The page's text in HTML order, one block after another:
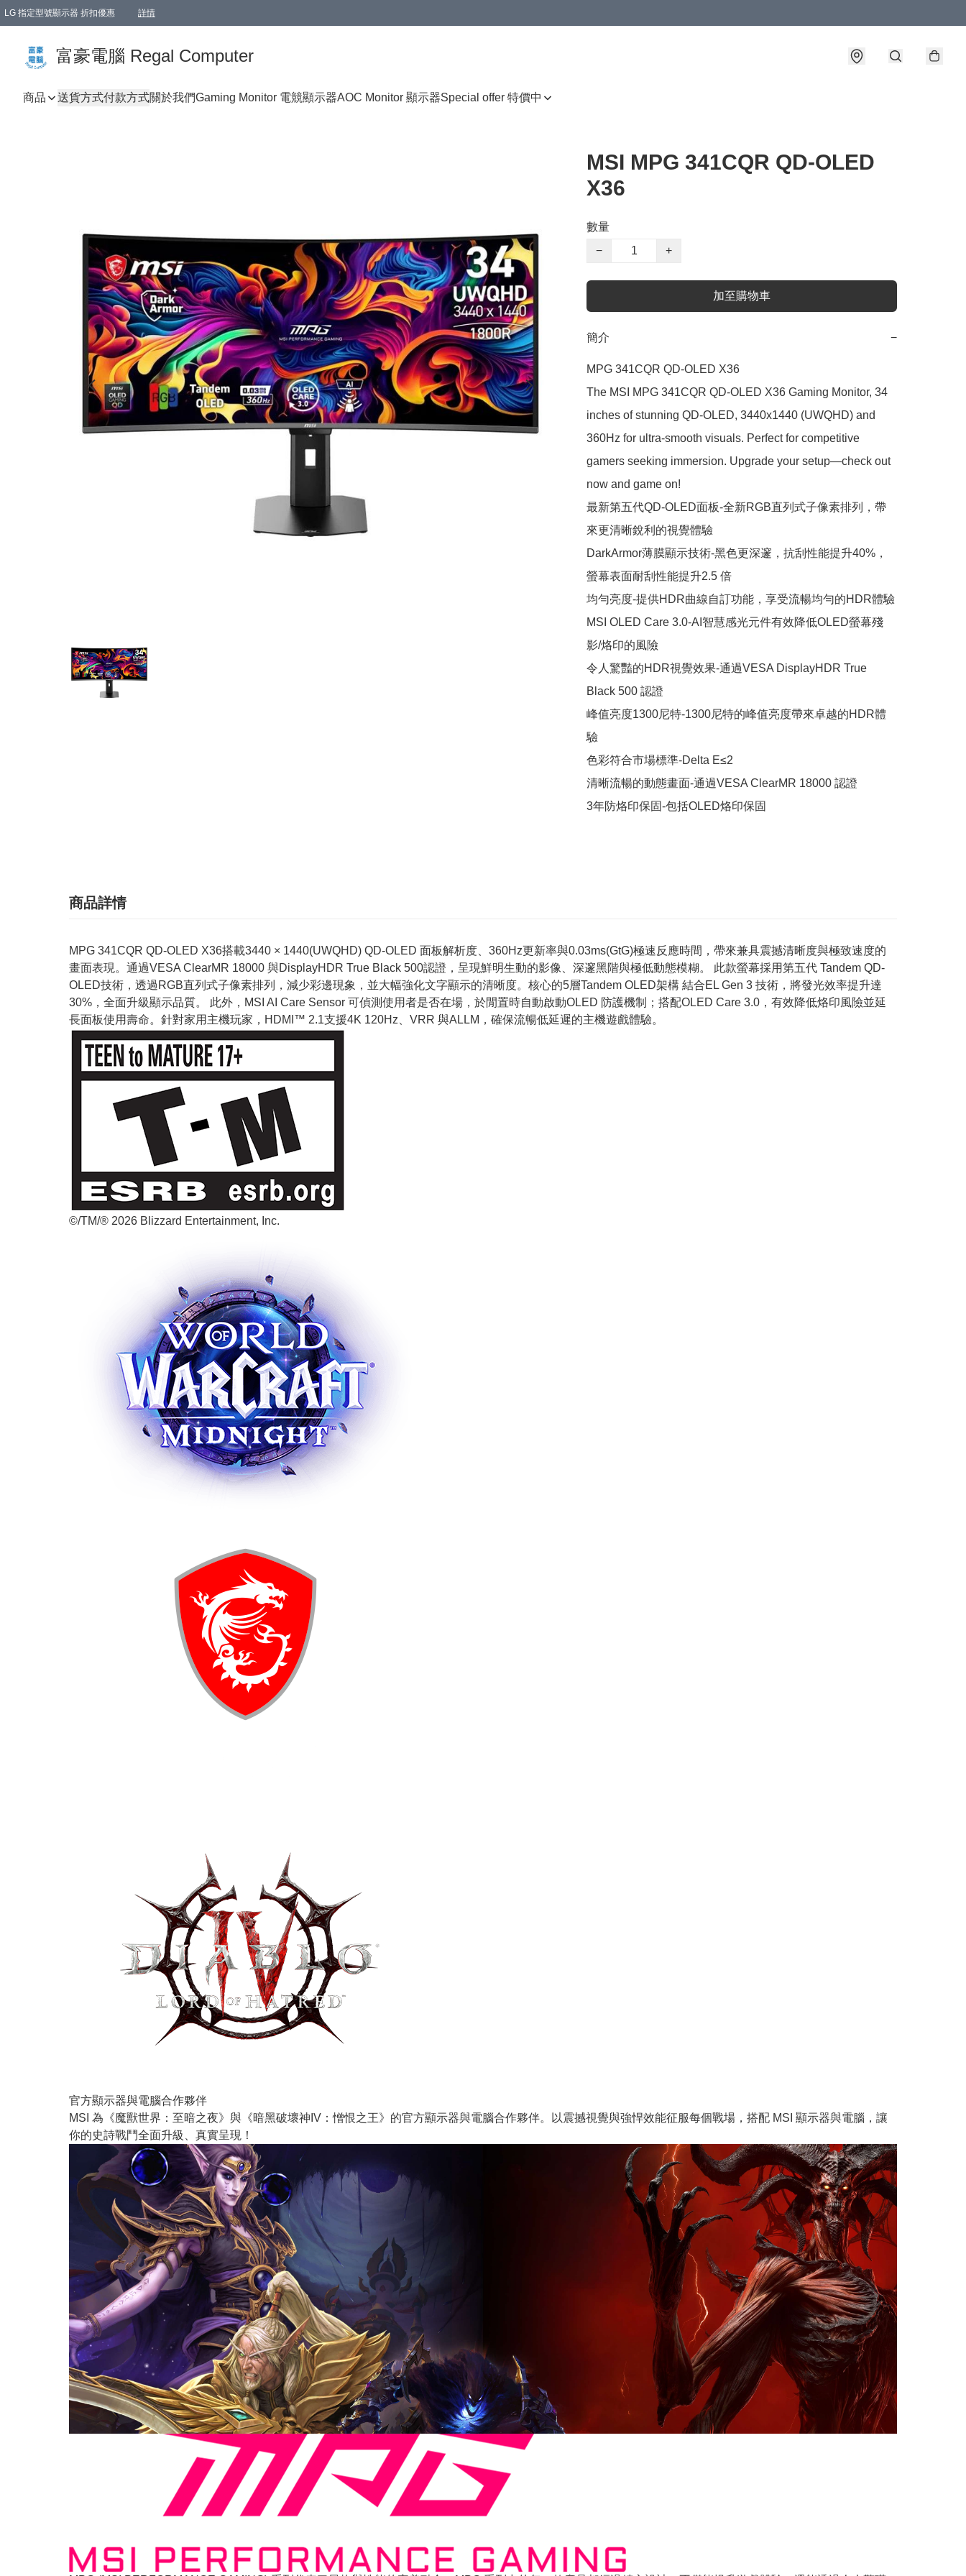
LG 指定型號顯示器 折扣優惠 詳情
富豪電腦 Regal Computer
商品 送貨方式付款方式關於我們Gaming Monitor 電競顯示器AOC Monitor 顯示器Special offer 特價中
MSI MPG 341CQR QD-OLED
X36
數量
−
+
加至購物車
簡介 −
MPG 341CQR QD-OLED X36
The MSI MPG 341CQR QD-OLED X36 Gaming Monitor, 34
inches of stunning QD-OLED, 3440x1440 (UWQHD) and
360Hz for ultra-smooth visuals. Perfect for competitive
gamers seeking immersion. Upgrade your setup—check out
now and game on!
最新第五代QD-OLED面板-全新RGB直列式子像素排列，帶
來更清晰銳利的視覺體驗
DarkArmor薄膜顯示技術-黑色更深邃，抗刮性能提升40%，
螢幕表面耐刮性能提升2.5 倍
均勻亮度-提供HDR曲線自訂功能，享受流暢均勻的HDR體驗
MSI OLED Care 3.0-AI智慧感光元件有效降低OLED螢幕殘
影/烙印的風險
令人驚豔的HDR視覺效果-通過VESA DisplayHDR True
Black 500 認證
峰值亮度1300尼特-1300尼特的峰值亮度帶來卓越的HDR體
驗
色彩符合市場標準-Delta E≤2
清晰流暢的動態畫面-通過VESA ClearMR 18000 認證
3年防烙印保固-包括OLED烙印保固
商品詳情
MPG 341CQR QD-OLED X36搭載3440 × 1440(UWQHD) QD-OLED 面板解析度、360Hz更新率與0.03ms(GtG)極速反應時間，帶來兼具震撼清晰度與極致速度的
畫面表現。通過VESA ClearMR 18000 與DisplayHDR True Black 500認證，呈現鮮明生動的影像、深邃黑階與極低動態模糊。 此款螢幕採用第五代 Tandem QD-
OLED技術，透過RGB直列式子像素排列，減少彩邊現象，並大幅強化文字顯示的清晰度。核心的5層Tandem OLED架構 結合EL Gen 3 技術，將發光效率提升達
30%，全面升級顯示品質。 此外，MSI AI Care Sensor 可偵測使用者是否在場，於閒置時自動啟動OLED 防護機制；搭配OLED Care 3.0，有效降低烙印風險並延
長面板使用壽命。針對家用主機玩家，HDMI™ 2.1支援4K 120Hz、VRR 與ALLM，確保流暢低延遲的主機遊戲體驗。
©/TM/® 2026 Blizzard Entertainment, Inc.
官方顯示器與電腦合作夥伴
MSI 為《魔獸世界：至暗之夜》與《暗黑破壞神IV：憎恨之王》的官方顯示器與電腦合作夥伴。以震撼視覺與強悍效能征服每個戰場，搭配 MSI 顯示器與電腦，讓
你的史詩戰鬥全面升級、真實呈現！